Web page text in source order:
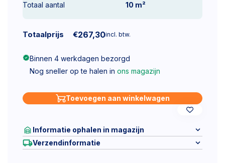
Totaal aantal
10 m²
Totaalprijs €267,30incl. btw.
Binnen 4 werkdagen bezorgd
Nog sneller op te halen in ons magazijn
Toevoegen aan winkelwagen
Informatie ophalen in magazijn
Verzendinformatie